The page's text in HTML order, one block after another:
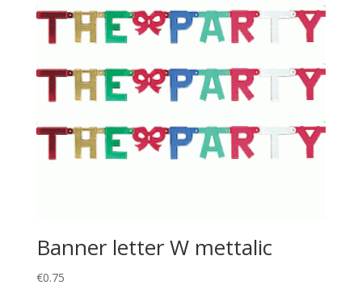
Banner letter W mettalic
€0.75